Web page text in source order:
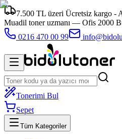
7.500 TL üzeri Ücretsiz kargo -
Muadil toner uzmanı — Ofis 2000
0216 470 00 99
Tonerimi Bul
Sepet
Tüm Kategoriler